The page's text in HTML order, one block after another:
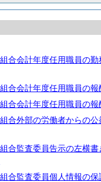
合会計年度任用職員の
合会計年度任用職員の報
合会計年度任用職員の報
合外部の労働者からの
合監査委員告示の左横
合監査委員個人情報の保